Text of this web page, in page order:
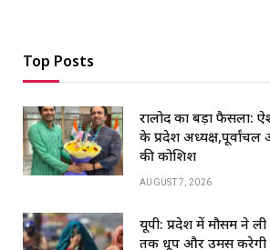
Top Posts
रालोद का बड़ा फैसला:
के प्रदेश
की कोशिश
AUGUST 7, 2026
यूपी: प्रदेश में मौसम ने
तक धूप और उमस करेगी